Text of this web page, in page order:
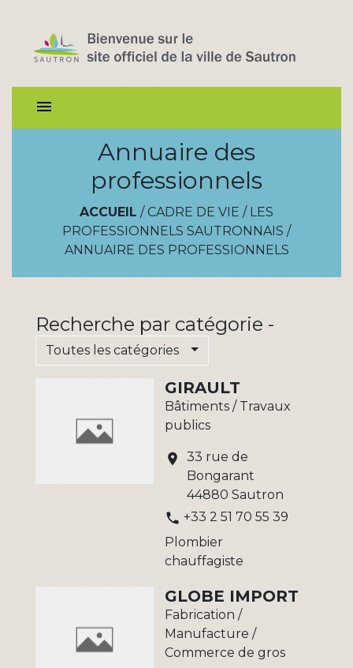
menu
Annuaire des
professionnels
ACCUEIL / CADRE DE VIE / LES
PROFESSIONNELS SAUTRONNAIS /
ANNUAIRE DES PROFESSIONNELS
Recherche par catégorie -
Toutes les catégories
GIRAULT
Bâtiments / Travaux
publics
location_on
33 rue de
Bongarant
44880 Sautron
phone +33 2 51 70 55 39
Plombier
chauffagiste
GLOBE IMPORT
Fabrication /
Manufacture /
Commerce de gros